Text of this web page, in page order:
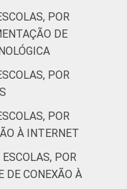
POR
DE
POR
POR
À INTERNET
POR
DE CONEXÃO À